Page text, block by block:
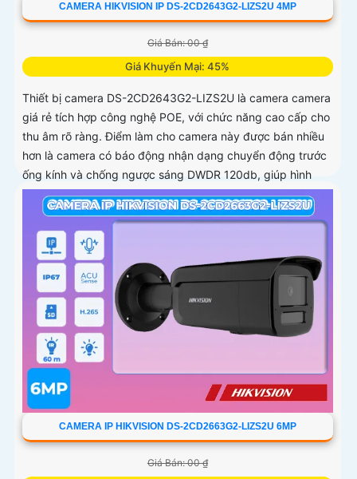
CAMERA HIKVISION IP DS-2CD2643G2-LIZS2U 4MP
Giá Bán: 00 ₫
Giá Khuyến Mại: 45%
Thiết bị camera DS-2CD2643G2-LIZS2U là camera camera
giá rẻ tích hợp công nghệ POE, với chức năng cao cấp cho
thu âm rõ ràng. Điểm làm cho camera này được bán nhiều
hơn là camera có báo động nhận dạng chuyển động trước
ống kính và chống ngược sáng DWDR 120db, giúp hình
ảnh rõ hơn dù ở môi trường ánh sáng thấp
CAMERA IP HIKVISION DS-2CD2663G2-LIZS2U 6MP
Giá Bán: 00 ₫